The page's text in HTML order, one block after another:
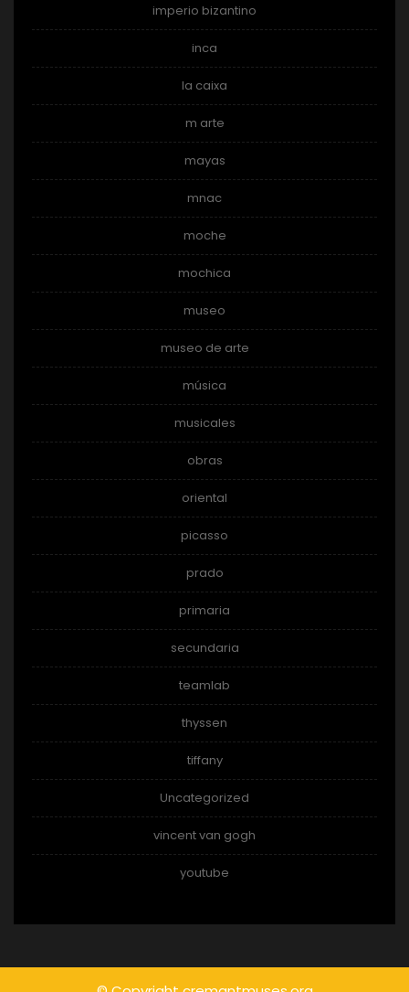
imperio bizantino
inca
la caixa
m arte
mayas
mnac
moche
mochica
museo
museo de arte
música
musicales
obras
oriental
picasso
prado
primaria
secundaria
teamlab
thyssen
tiffany
Uncategorized
vincent van gogh
youtube